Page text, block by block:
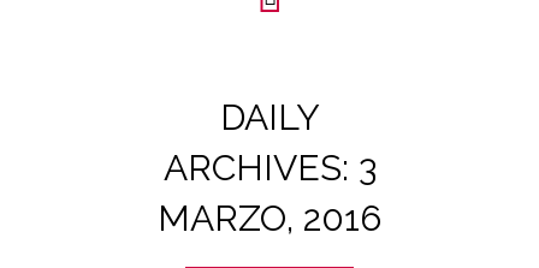
DAILY
ARCHIVES: 3
MARZO, 2016